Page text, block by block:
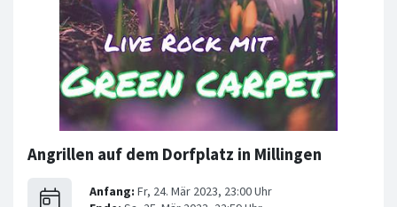
Angrillen auf dem Dorfplatz in Millingen